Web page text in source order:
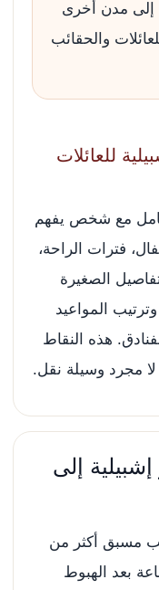
إلى مدن أخرى
والحقائب
للعائلات
مع شخص يفهم
فترات الراحة،
الصغيرة
المواعيد
هذه النقاط
مجرد وسيلة نقل.
إلى
مسبق أكثر من
بعد الهبوط